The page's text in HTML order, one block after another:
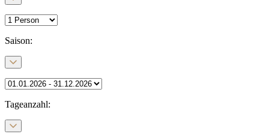
Saison:
Tageanzahl: